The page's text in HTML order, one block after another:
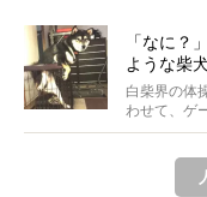
「なに？
ような柴
ぁ…！【
白柴界の体
わせて、ゲ
なが...